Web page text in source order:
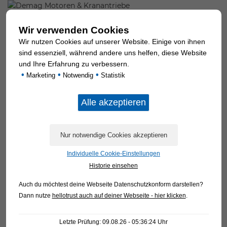
Wenn es um Motoren & Antriebe geht, glänzen die
Wir verwenden Cookies
Wir nutzen Cookies auf unserer Website. Einige von ihnen
sind essenziell, während andere uns helfen, diese Website
und Ihre Erfahrung zu verbessern.
• Marketing • Notwendig • Statistik
Individuelle Cookie-Einstellungen
Historie einsehen
Auch du möchtest deine Webseite Datenschutzkonform darstellen?
Dann nutze hellotrust auch auf deiner Webseite - hier klicken
Letzte Prüfung: 09.08.26 - 05:36:24 Uhr